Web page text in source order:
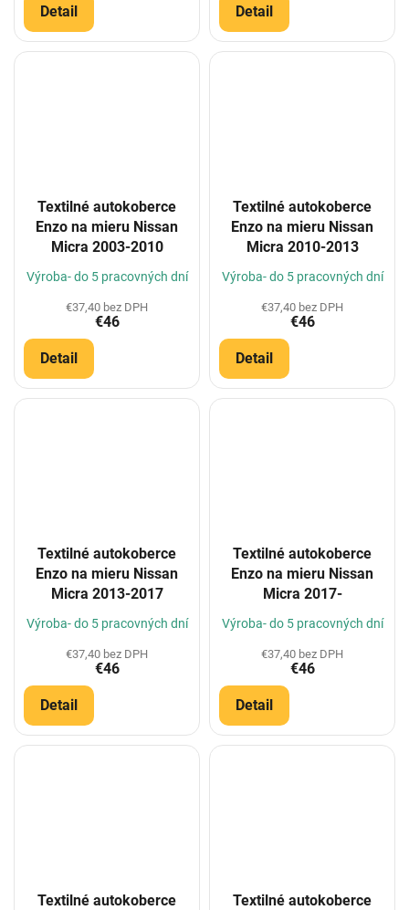
Detail Detail
Textilné autokoberce
Enzo na mieru Nissan
Micra 2003-2010
Výroba- do 5 pracovných dní
€37,40 bez DPH
€46
Detail
Textilné autokoberce
Enzo na mieru Nissan
Micra 2010-2013
Výroba- do 5 pracovných dní
€37,40 bez DPH
€46
Detail
Textilné autokoberce
Enzo na mieru Nissan
Micra 2013-2017
Výroba- do 5 pracovných dní
€37,40 bez DPH
€46
Detail
Textilné autokoberce
Enzo na mieru Nissan
Micra 2017-
Výroba- do 5 pracovných dní
€37,40 bez DPH
€46
Detail
Textilné autokoberce
Textilné autokoberce